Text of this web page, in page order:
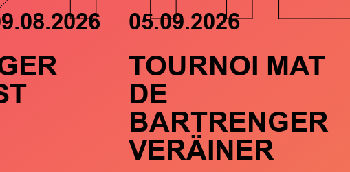
05.09.2026
TOURNOI MAT
DE
BARTRENGER
VERÄINER